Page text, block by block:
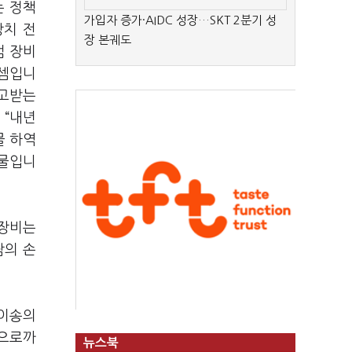
정책
전
장비
입니
받는
내년
하역
입니
비는
의 손
송의
로까
가입자 증가·AIDC 성장…SKT 2분기 성
장 본궤도
뉴스북